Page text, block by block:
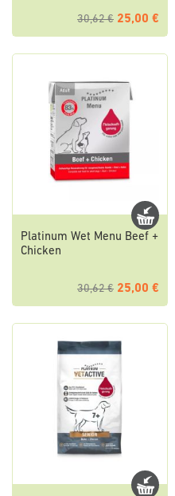
30,62 € 25,00 €
Platinum Wet Menu Beef +
Chicken
30,62 € 25,00 €